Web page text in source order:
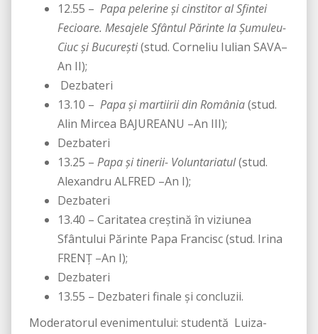
12.55 – Papa pelerine și cinstitor al Sfintei
Fecioare. Mesajele Sfântul Părinte la Șumuleu-
Ciuc și București(stud. Corneliu Iulian SAVA–
An II);
Dezbateri
13.10 – Papa și martiirii din România(stud.
Alin Mircea BAJUREANU –An III);
Dezbateri
13.25 – Papa și tinerii- Voluntariatul(stud.
Alexandru ALFRED –An I);
Dezbateri
13.40 – Caritatea creștină în viziunea
Sfântului Părinte Papa Francisc (stud. Irina
FRENȚ –An I);
Dezbateri
13.55 – Dezbateri finale și concluzii.
Moderatorul evenimentului: studentă Luiza-